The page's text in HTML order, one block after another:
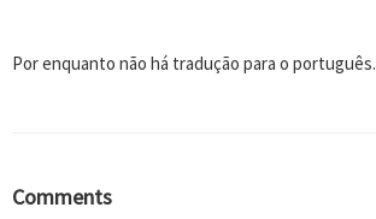
Por enquanto não há tradução para o português.
Comments